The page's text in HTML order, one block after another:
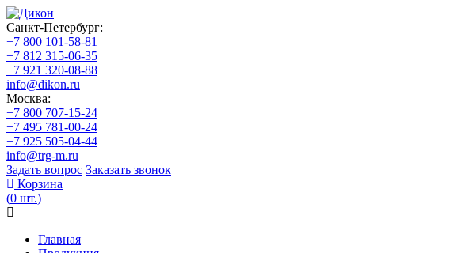
Санкт-Петербург:
+7 800 101-58-81
+7 812 315-06-35
+7 921 320-08-88
info@dikon.ru
Москва:
+7 800 707-15-24
+7 495 781-00-24
+7 925 505-04-44
info@trg-m.ru
Задать вопрос Заказать звонок
Корзина
(0 шт.)
Главная